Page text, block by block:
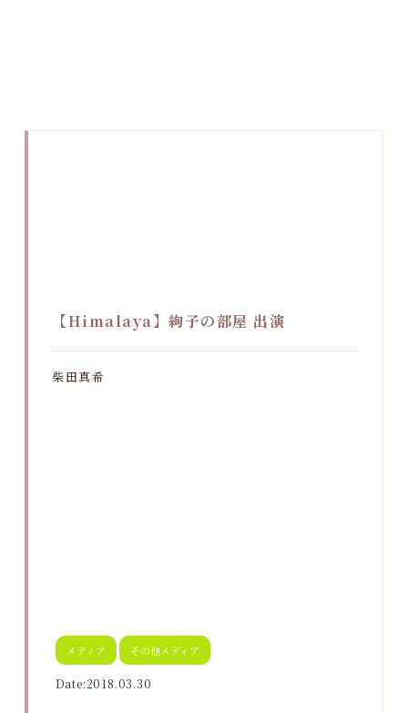
【Himalaya】絢子の部屋 出演
柴田真希
メディア その他メディア
Date:2018.03.30